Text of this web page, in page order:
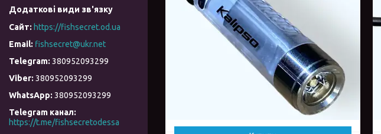
https://fishsecret.od.ua
fishsecret@ukr.net
380952093299
380952093299
380952093299
Telegram канал
https://t.me/fishsecretodessa